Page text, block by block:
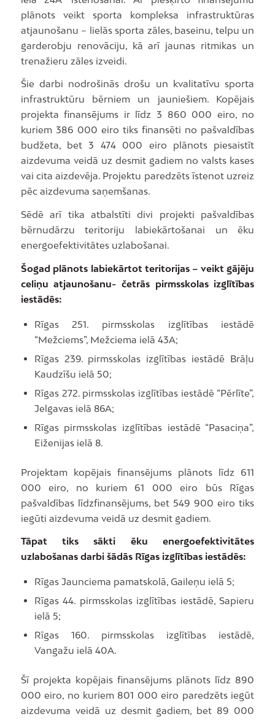
plānots veikt sporta kompleksa infrastruktūras
atjaunošanu – lielās sporta zāles, baseinu, telpu un
garderobju renovāciju, kā arī jaunas ritmikas un
trenažieru zāles izveidi.
Šie darbi nodrošinās drošu un kvalitatīvu sporta
infrastruktūru bērniem un jauniešiem. Kopējais
projekta finansējums ir līdz 3 860 000 eiro, no
kuriem 386 000 eiro tiks finansēti no pašvaldības
budžeta, bet 3 474 000 eiro plānots piesaistīt
aizdevuma veidā uz desmit gadiem no valsts kases
vai cita aizdevēja. Projektu paredzēts īstenot uzreiz
pēc aizdevuma saņemšanas.
Sēdē arī tika atbalstīti divi projekti pašvaldības
bērnudārzu teritoriju labiekārtošanai un ēku
energoefektivitātes uzlabošanai.
Šogad plānots labiekārtot teritorijas – veikt gājēju
celiņu atjaunošanu- četrās pirmsskolas izglītības
iestādēs:
Rīgas 251. pirmsskolas izglītības iestādē
“Mežciems”, Mežciema ielā 43A;
Rīgas 239. pirmsskolas izglītības iestādē Brāļu
Kaudzīšu ielā 50;
Rīgas 272. pirmsskolas izglītības iestādē “Pērlīte”,
Jelgavas ielā 86A;
Rīgas pirmsskolas izglītības iestādē “Pasaciņa”,
Eiženijas ielā 8.
Projektam kopējais finansējums plānots līdz 611
000 eiro, no kuriem 61 000 eiro būs Rīgas
pašvaldības līdzfinansējums, bet 549 900 eiro tiks
iegūti aizdevuma veidā uz desmit gadiem.
Tāpat tiks sākti ēku energoefektivitātes
uzlabošanas darbi šādās Rīgas izglītības iestādēs:
Rīgas Jaunciema pamatskolā, Gaileņu ielā 5;
Rīgas 44. pirmsskolas izglītības iestādē, Sapieru
ielā 5;
Rīgas 160. pirmsskolas izglītības iestādē,
Vangažu ielā 40A.
Šī projekta kopējais finansējums plānots līdz 890
000 eiro, no kuriem 801 000 eiro paredzēts iegūt
aizdevuma veidā uz desmit gadiem, bet 89 000